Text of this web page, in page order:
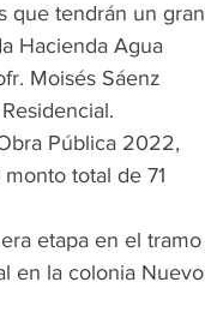
que tendrán un gran
Hacienda Agua
Moisés Sáenz
Pública 2022,
total de 71
etapa en el tramo
en la colonia Nuevo